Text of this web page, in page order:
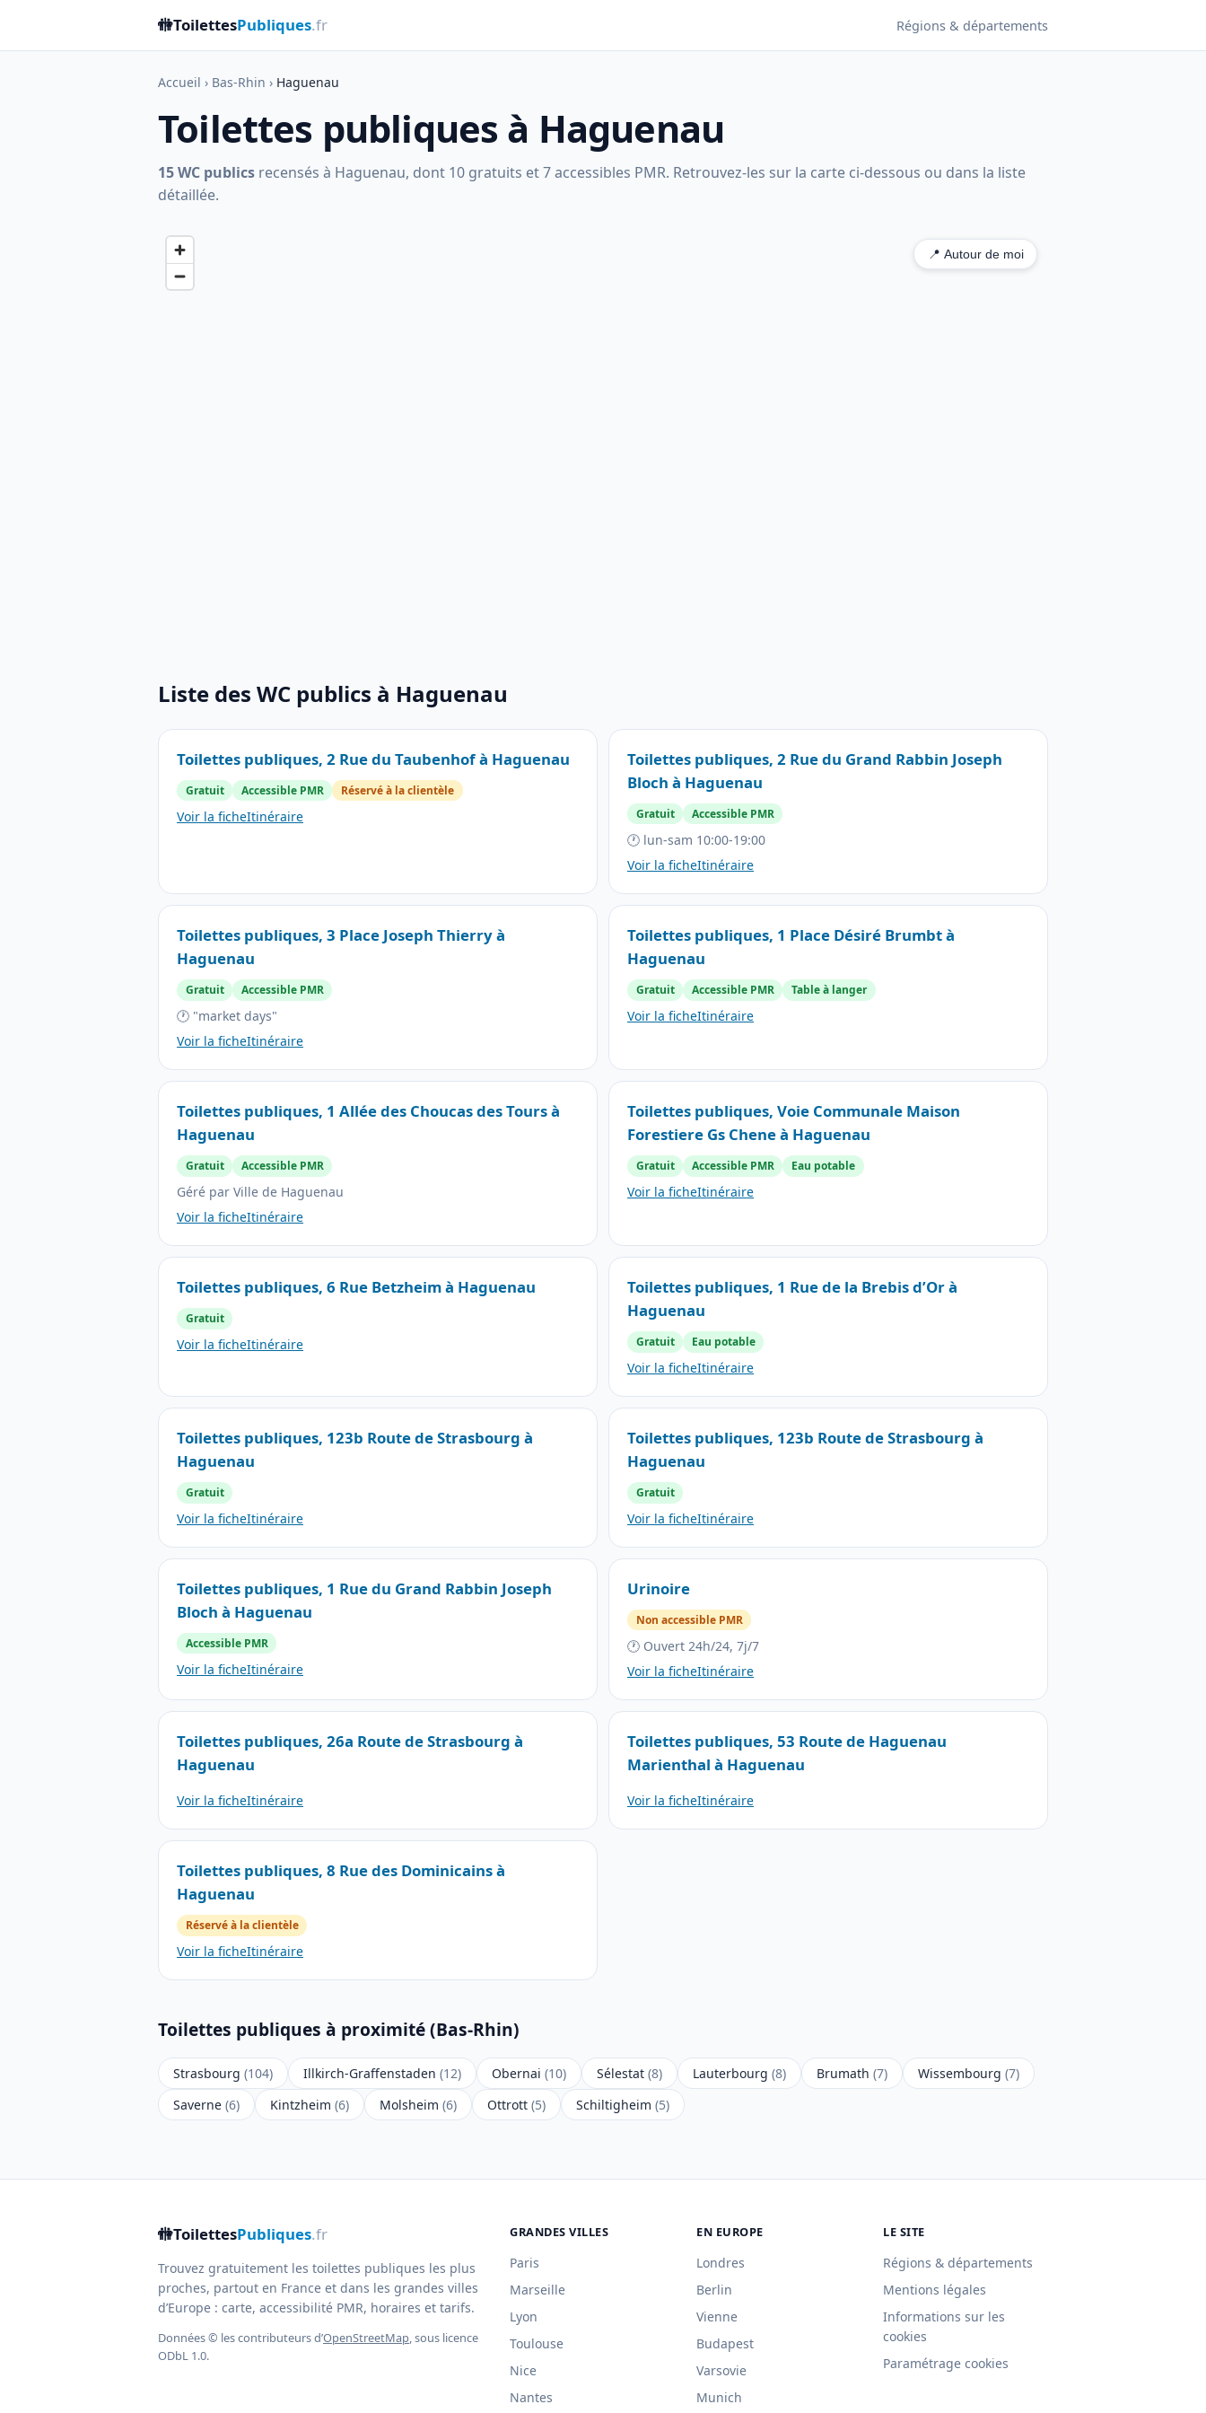
🚻ToilettesPubliques.fr Régions & départements
Accueil › Bas-Rhin › Haguenau
Toilettes publiques à Haguenau
15 WC publics recensés à Haguenau, dont 10 gratuits et 7 accessibles PMR. Retrouvez-les sur la carte ci-dessous ou dans la liste
détaillée.
📍 Autour de moi
Liste des WC publics à Haguenau
Toilettes publiques, 2 Rue du Taubenhof à Haguenau
Gratuit Accessible PMR Réservé à la clientèle
Voir la ficheItinéraire
Toilettes publiques, 2 Rue du Grand Rabbin Joseph
Bloch à Haguenau
Gratuit Accessible PMR
🕐 lun-sam 10:00-19:00
Voir la ficheItinéraire
Toilettes publiques, 3 Place Joseph Thierry à
Haguenau
Gratuit Accessible PMR
🕐 "market days"
Voir la ficheItinéraire
Toilettes publiques, 1 Place Désiré Brumbt à
Haguenau
Gratuit Accessible PMR Table à langer
Voir la ficheItinéraire
Toilettes publiques, 1 Allée des Choucas des Tours à
Haguenau
Gratuit Accessible PMR
Géré par Ville de Haguenau
Voir la ficheItinéraire
Toilettes publiques, Voie Communale Maison
Forestiere Gs Chene à Haguenau
Gratuit Accessible PMR Eau potable
Voir la ficheItinéraire
Toilettes publiques, 6 Rue Betzheim à Haguenau
Gratuit
Voir la ficheItinéraire
Toilettes publiques, 1 Rue de la Brebis d’Or à
Haguenau
Gratuit Eau potable
Voir la ficheItinéraire
Toilettes publiques, 123b Route de Strasbourg à
Haguenau
Gratuit
Voir la ficheItinéraire
Toilettes publiques, 123b Route de Strasbourg à
Haguenau
Gratuit
Voir la ficheItinéraire
Toilettes publiques, 1 Rue du Grand Rabbin Joseph
Bloch à Haguenau
Accessible PMR
Voir la ficheItinéraire
Urinoire
Non accessible PMR
🕐 Ouvert 24h/24, 7j/7
Voir la ficheItinéraire
Toilettes publiques, 26a Route de Strasbourg à
Haguenau
Voir la ficheItinéraire
Toilettes publiques, 53 Route de Haguenau
Marienthal à Haguenau
Voir la ficheItinéraire
Toilettes publiques, 8 Rue des Dominicains à
Haguenau
Réservé à la clientèle
Voir la ficheItinéraire
Toilettes publiques à proximité (Bas-Rhin)
Strasbourg (104) Illkirch-Graffenstaden (12) Obernai (10) Sélestat (8) Lauterbourg (8) Brumath (7) Wissembourg (7)
Saverne (6) Kintzheim (6) Molsheim (6) Ottrott (5) Schiltigheim (5)
🚻ToilettesPubliques.fr
Trouvez gratuitement les toilettes publiques les plus
proches, partout en France et dans les grandes villes
d’Europe : carte, accessibilité PMR, horaires et tarifs.
Données © les contributeurs d’OpenStreetMap, sous licence
ODbL 1.0.
GRANDES VILLES
Paris
Marseille
Lyon
Toulouse
Nice
Nantes
EN EUROPE
Londres
Berlin
Vienne
Budapest
Varsovie
Munich
LE SITE
Régions & départements
Mentions légales
Informations sur les
cookies
Paramétrage cookies